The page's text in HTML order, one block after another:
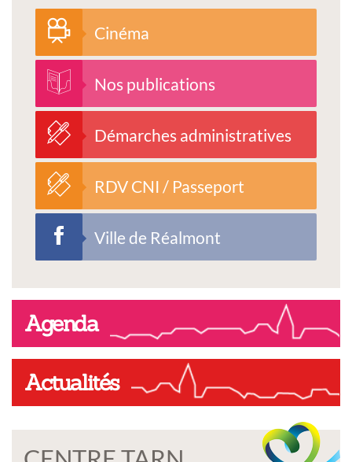
Cinéma
Nos publications
Démarches administratives
RDV CNI / Passeport
Ville de Réalmont
Agenda
Actualités